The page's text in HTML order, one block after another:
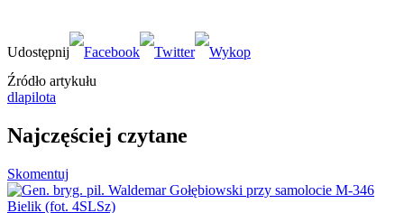
Źródło artykułu
dlapilota
Najczęściej czytane
Skomentuj